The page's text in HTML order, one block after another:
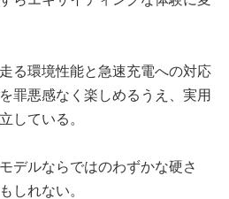
る環境性能と急速充電への対応
罪悪感なく楽しめるうえ、実用
している。
デルならではのわずかな硬さ
しれない。